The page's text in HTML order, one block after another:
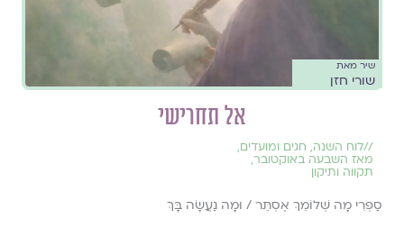
שיר מאת
שורי חזן
אל תחרישי
//לוח השנה, חגים ומועדים,
מאז השבעה באוקטובר,
תקווה ותיקון
סַפְּרִי מָה שְׁלוֹמֵךְ אֶסְתֵּר / וּמָה נַעֲשָׂה בָּךְ